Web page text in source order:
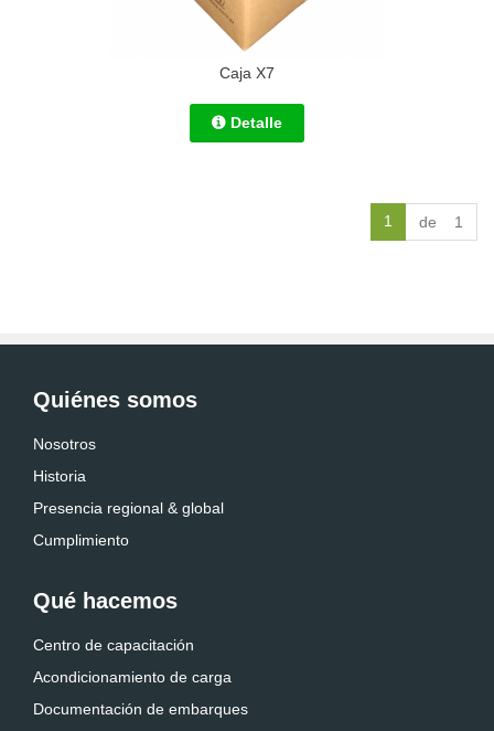
Caja X7
Detalle
1 de 1
Quiénes somos
Nosotros
Historia
Presencia regional & global
Cumplimiento
Qué hacemos
Centro de capacitación
Acondicionamiento de carga
Documentación de embarques